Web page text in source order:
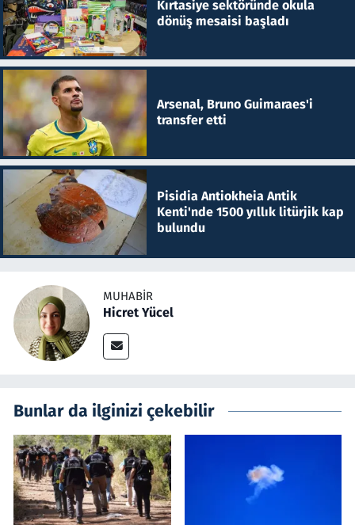
Kırtasiye sektöründe okula
dönüş mesaisi başladı
Arsenal, Bruno Guimaraes'i
transfer etti
Pisidia Antiokheia Antik
Kenti'nde 1500 yıllık litürjik kap
bulundu
MUHABIR
Hicret Yücel
Bunlar da ilginizi çekebilir